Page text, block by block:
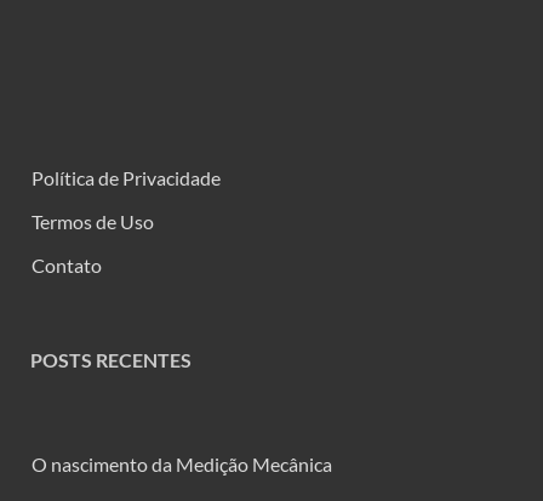
Política de Privacidade
Termos de Uso
Contato
POSTS RECENTES
O nascimento da Medição Mecânica